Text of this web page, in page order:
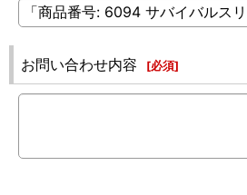
お問い合わせ内容 [必須]